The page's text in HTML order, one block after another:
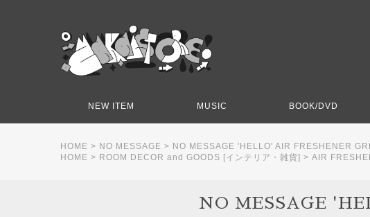
NEW ITEM MUSIC BOOK/DVD
HOME > NO MESSAGE > NO MESSAGE 'HELLO' AIR FRESHENER
HOME > ROOM DECOR and GOODS [インテリア・雑貨] > AIR
NO MESSAGE